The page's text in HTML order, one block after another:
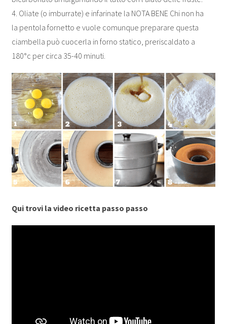
4. Oliate (o imburrate) e infarinate la NOTA BENE Chi non ha
la pentola fornetto e vuole comunque preparare questa
ciambella può cuocerla in forno statico, preriscaldato a
180°c per circa 35-40 minuti.
Qui trovi la video ricetta passo passo